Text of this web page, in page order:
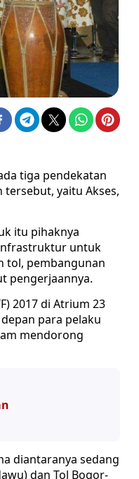
tiga pendekatan
tersebut, yaitu Akses,
itu pihaknya
untuk
tol, pembangunan
pengerjaannya.
2017 di Atrium 23
para pelaku
mendorong
diantaranya sedang
dan Tol Bogor-